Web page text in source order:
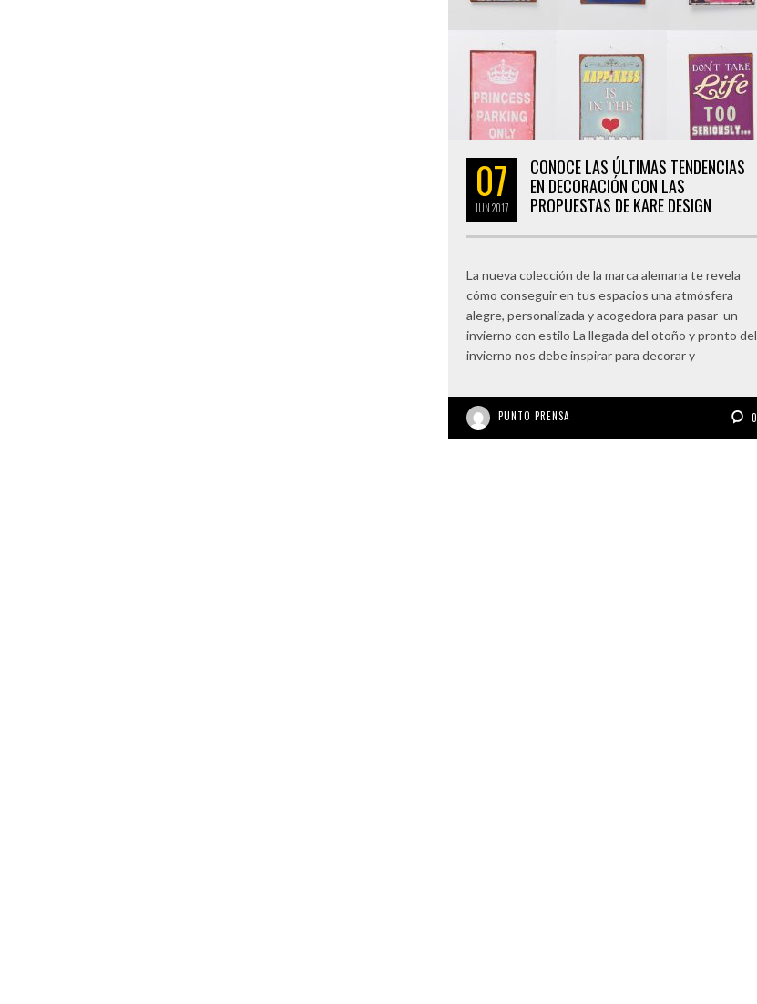
07
JUN2017
CONOCE LAS ÚLTIMAS TENDENCIAS
EN DECORACIÓN CON LAS
PROPUESTAS DE KARE DESIGN
La nueva colección de la marca alemana te revela
cómo conseguir en tus espacios una atmósfera
alegre, personalizada y acogedora para pasar un
invierno con estilo La llegada del otoño y pronto del
invierno nos debe inspirar para decorar y
PUNTO PRENSA 0